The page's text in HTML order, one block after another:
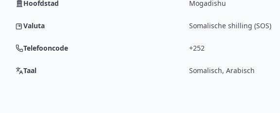
Hoofdstad Mogadishu
Valuta Somalische shilling (SOS)
Telefooncode +252
Taal Somalisch, Arabisch